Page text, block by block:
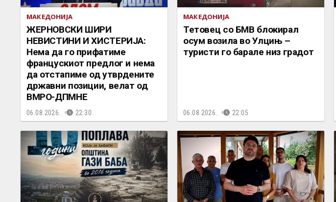
МАКЕДОНИЈА
ЖЕРНОВСКИ ШИРИ
НЕВИСТИНИ И ХИСТЕРИЈА:
Нема да го прифатиме
францускиот предлог и нема
да отстапиме од утврдените
државни позиции, велат од
ВМРО-ДПМНЕ
06.08.2026. 22:30
МАКЕДОНИЈА
Тетовец со БМВ блокирал
осум возила во Улцињ –
туристи го барале низ градот
06.08.2026. 22:05